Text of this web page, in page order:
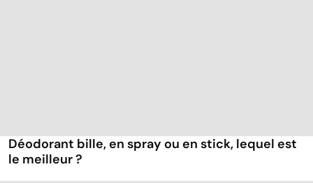
Déodorant bille, en spray ou en stick, lequel est
le meilleur ?